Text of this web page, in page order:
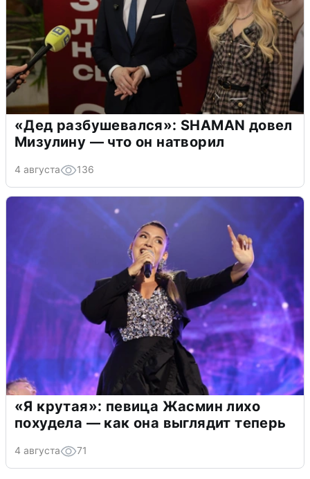
«Дед разбушевался»: SHAMAN довел
Мизулину — что он натворил
4 августа 136
«Я крутая»: певица Жасмин лихо
похудела — как она выглядит теперь
4 августа 71